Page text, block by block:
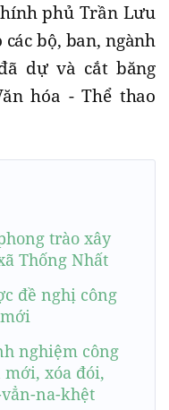
phủ Trần Lưu
bộ, ban, ngành
dự và cắt băng
hóa - Thể thao
trào xây
Thống Nhất
đề nghị công
nghiệm công
xóa đói,
na-khệt